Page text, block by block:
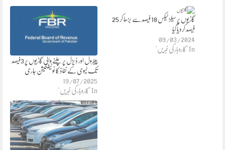
پیٹرول اور ڈیزل پر چلنے والی گاڑیوں پر 3فیصد
تک لیوی کے نفاذ کا نوٹیفکیشن جاری
19/07/2025
In "کاروبار کی خبریں"
گاڑیوں پر سیلز ٹیکس 18 فیصد سے بڑھا کر 25
فیصد کردیا گیا
09/03/2024
In "کاروبار کی خبریں"